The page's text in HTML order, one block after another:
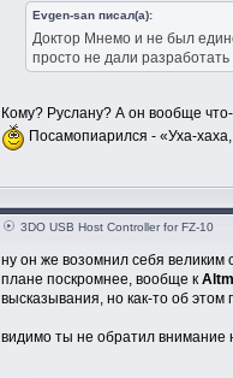
Evgen-san писал(а):
Доктор Мнемо и не был
просто не дали
Кому? Руслану? А он вообще
Посамопиарился - «Уха-
3DO USB Host Controller for FZ-10
ну он же возомнил себя
плане поскромнее, вообще к
высказывания, но как-то об этом
видимо ты не обратил внимание